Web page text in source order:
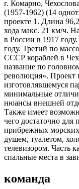
г. Комарно,
(1957-1962) (14
проекте 1. Длина
хода макс. 21 км/ч.
в России в 1917
году. Третий по
СССР кораблей в
название по
революция». Проект
изготовлявшемуся
минимальные
нюансы внешней
Также имеет
чего достаточно
прибрежных
душем, туалетом,
телевизором. Часть
спальные места в
команда